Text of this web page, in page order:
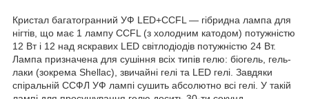
Кристал багатогранний УФ LED+CCFL — гібридна лампа для
нігтів, що має 1 лампу CCFL (з холодним катодом) потужністю
12 Вт і 12 над яскравих LED світлодіодів потужністю 24 Вт.
Лампа призначена для сушіння всіх типів гелю: біогель, гель-
лаки (зокрема Shellac), звичайні гелі та LED гелі. Завдяки
спіральній ССФЛ УФ лампі сушить абсолютно всі гелі. У такій